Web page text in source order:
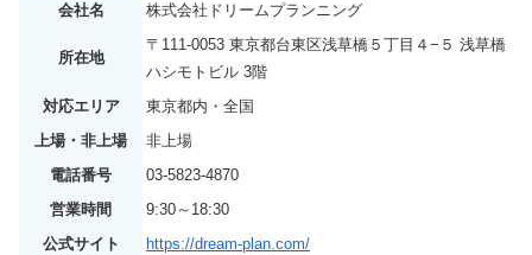
会社名 株式会社ドリームプランニング
所在地
〒111-0053 東京都台東区浅草橋５丁目４−５ 浅草橋
ハシモトビル 3階
対応エリア
東京都内・全国
上場・非上場
非上場
電話番号
03-5823-4870
営業時間
9:30～18:30
公式サイト
https://dream-plan.com/